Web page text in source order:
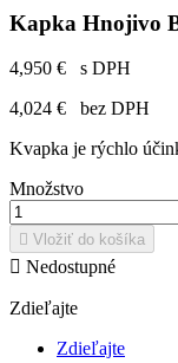
Kapka Hnojivo
4,950 €
s DPH
4,024 €
bez DPH
Kvapka je rýchlo
Množstvo
 Vložiť do košíka
 Nedostupné
Zdieľajte
Zdieľajte